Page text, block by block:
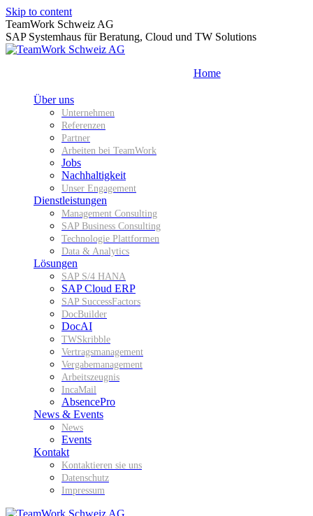
Skip to content
TeamWork Schweiz AG
SAP Systemhaus für Beratung, Cloud und TW Solutions
Home
Über uns
Unternehmen
Referenzen
Partner
Arbeiten bei TeamWork
Jobs
Nachhaltigkeit
Unser Engagement
Dienstleistungen
Management Consulting
SAP Business Consulting
Technologie Plattformen
Data & Analytics
Lösungen
SAP S/4 HANA
SAP Cloud ERP
SAP SuccessFactors
DocBuilder
DocAI
TWSkribble
Vertragsmanagement
Vergabemanagement
Arbeitszeugnis
IncaMail
AbsencePro
News & Events
News
Events
Kontakt
Kontaktieren sie uns
Datenschutz
Impressum